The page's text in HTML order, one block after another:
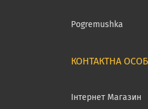
Pogremushka
Інтернет Магазин